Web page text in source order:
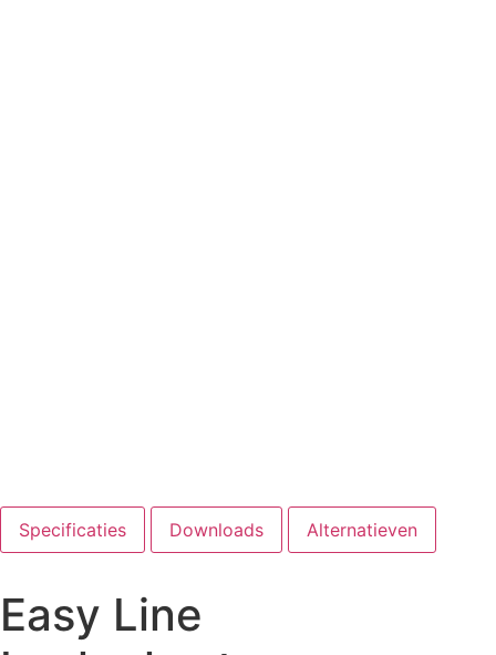
Specificaties Downloads Alternatieven
Easy Line